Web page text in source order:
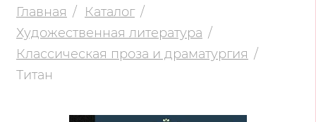
Главная
Каталог
Художественная литература
Классическая проза и драматургия
Титан